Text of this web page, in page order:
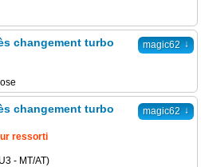
magic62 ↓
changement turbo
magic62 ↓
changement turbo
ressorti
- MT/AT)